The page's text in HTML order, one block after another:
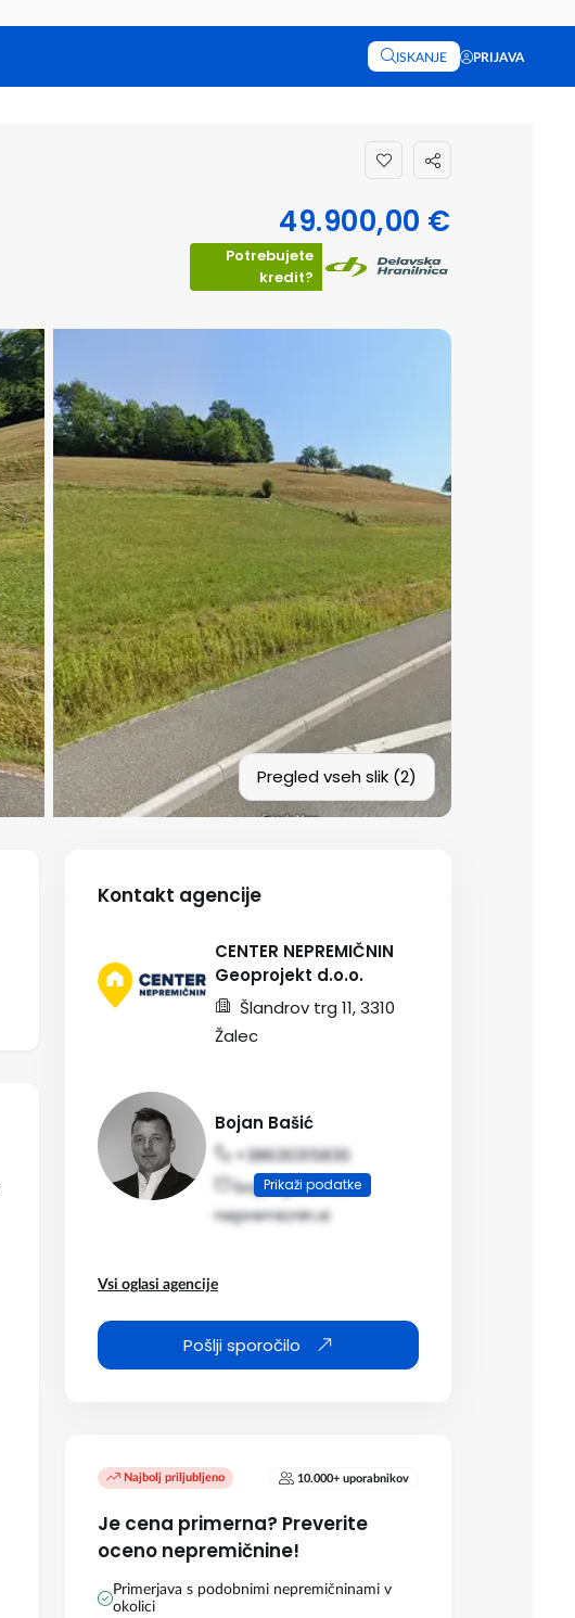
ISKANJE PRIJAVA
49.900,00 €
Potrebujete
kredit?
Pregled vseh slik (2)
Kontakt agencije
CENTER NEPREMIČNIN
Geoprojekt d.o.o.
Šlandrov trg 11, 3310
Žalec
Bojan Bašić
Prikaži podatke
+38630315830
bojan@center-
nepremicnin.si
Vsi oglasi agencije
Pošlji sporočilo
Najbolj priljubljeno 10.000+ uporabnikov
Je cena primerna? Preverite
oceno nepremičnine!
Primerjava s podobnimi nepremičninami v
okolici